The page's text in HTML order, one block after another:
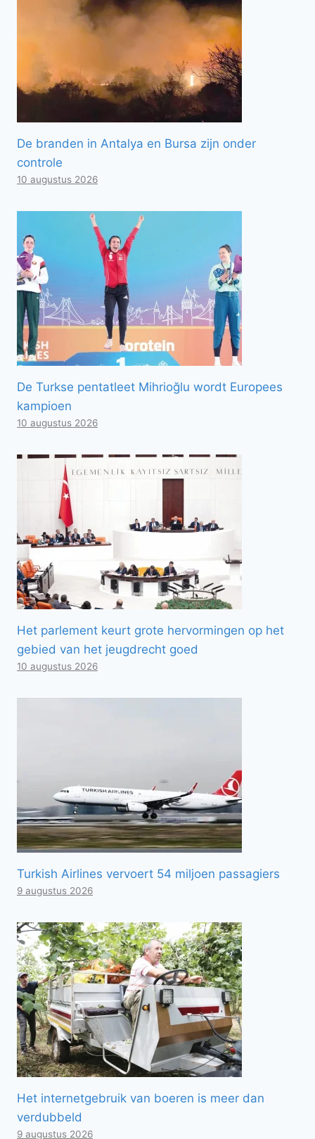
De branden in Antalya en Bursa zijn onder
controle
10 augustus 2026
De Turkse pentatleet Mihrioğlu wordt Europees
kampioen
10 augustus 2026
Het parlement keurt grote hervormingen op het
gebied van het jeugdrecht goed
10 augustus 2026
Turkish Airlines vervoert 54 miljoen passagiers
9 augustus 2026
Het internetgebruik van boeren is meer dan
verdubbeld
9 augustus 2026